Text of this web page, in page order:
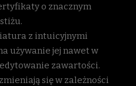
o znacznym
z intuicyjnymi
używanie jej nawet w
zawartości.
się w zależności